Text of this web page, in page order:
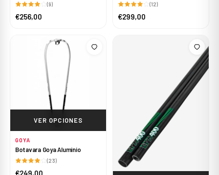
(9)
€256,00
(12)
€299,00
VER OPCIONES
GOYA
Botavara Goya Aluminio
(23)
€249,00